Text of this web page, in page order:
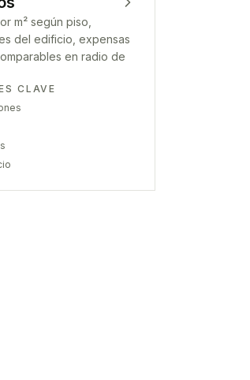
m² según piso,
del edificio, expensas
en radio de
CLAVE